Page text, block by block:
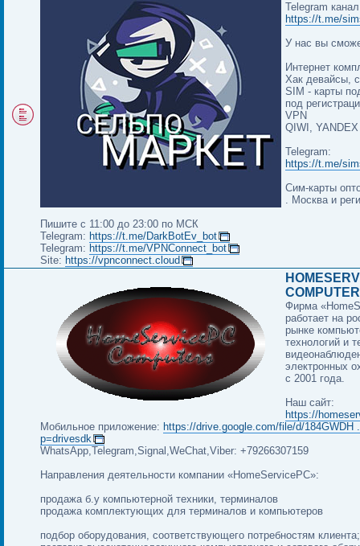
Telegram
https://t.me/
У нас вы
Интернет
Хак девайсы,
SIM - карты
под
VPN
QIWI,
Telegram:
https://t.me/
Сим-карты
. Москва и
Пишите с 11:00 до 23:00 по МСК
Telegram: https://t.me/DarkBotEv_bot
Telegram: https://t.me/VPNConnect_bot
Site: https://vpnconnect.cloud
Фирма
работает на
рынке
технологий и
электронных
с 2001 года.
Наш сайт:
https://
Мобильное приложение: https://drive.google.com/file/d/184GWDH
p=drivesdk
WhatsApp,Telegram,Signal,WeChat,Viber: +79266307159
Направления деятельности компании «HomeServicePC»:
продажа б.у компьютерной техники, терминалов
продажа комплектующих для терминалов и компьютеров
подбор оборудования, соответствующего потребностям клиента;